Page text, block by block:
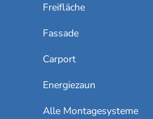
Freifläche
Fassade
Carport
Energiezaun
Alle Montagesysteme